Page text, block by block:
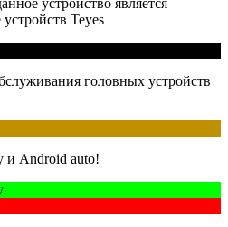
Teyes
головных устройств
и Android auto!